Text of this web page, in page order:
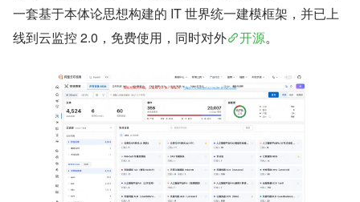
一套基于本体论思想构建的 IT 世界统一建模框架，并已上
线到云监控 2.0，免费使用，同时对外
开源。